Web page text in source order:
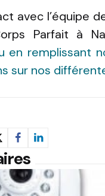
avec l’équipe
Parfait à
en remplissant
sur nos